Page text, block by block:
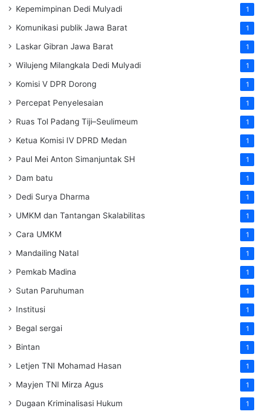
Kepemimpinan Dedi Mulyadi 1
Komunikasi publik Jawa Barat 1
Laskar Gibran Jawa Barat 1
Wilujeng Milangkala Dedi Mulyadi 1
Komisi V DPR Dorong 1
Percepat Penyelesaian 1
Ruas Tol Padang Tiji–Seulimeum 1
Ketua Komisi IV DPRD Medan 1
Paul Mei Anton Simanjuntak SH 1
Dam batu 1
Dedi Surya Dharma 1
UMKM dan Tantangan Skalabilitas 1
Cara UMKM 1
Mandailing Natal 1
Pemkab Madina 1
Sutan Paruhuman 1
Institusi 1
Begal sergai 1
Bintan 1
Letjen TNI Mohamad Hasan 1
Mayjen TNI Mirza Agus 1
Dugaan Kriminalisasi Hukum 1